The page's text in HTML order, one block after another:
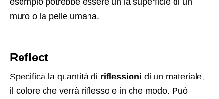
esempio potrebbe essere un la superficie di un
muro o la pelle umana.
Reflect
Specifica la quantità di riflessioni di un materiale,
il colore che verrà riflesso e in che modo. Può